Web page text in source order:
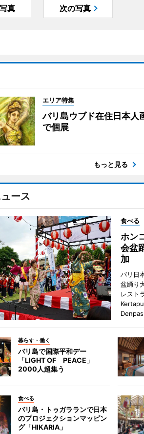
真 次の写真
エリア特集
バリ島ウブド在住日本
で個展
もっと見る
ース
食べる
ホン
会盆
加
バリ日
盆踊り
レスト
暮らす・働く
バリ島で国際平和デー
「LIGHT OF PEACE」
2000人超集う
食べる
バリ島・トゥガラランで日本
のプロジェクションマッピン
グ「HIKARIA」